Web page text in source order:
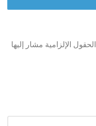
الحقول الإلزامية مشار إليها